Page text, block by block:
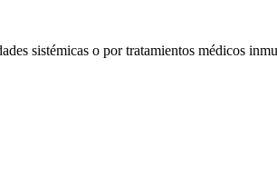
sistémicas o por tratamientos médicos